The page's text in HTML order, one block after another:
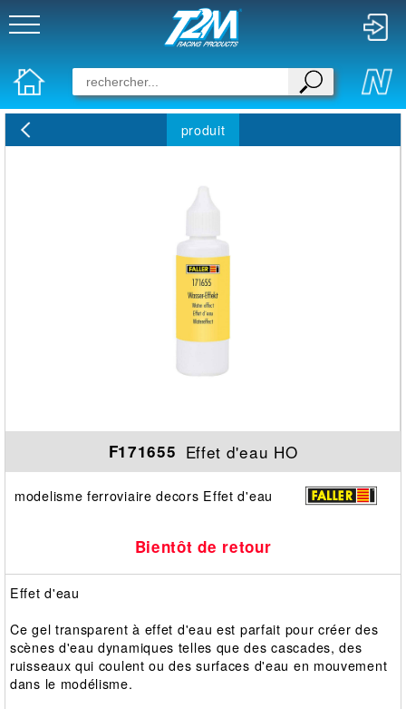
produit
F171655 Effet d'eau HO
modelisme ferroviaire decors Effet d'eau
Bientôt de retour
Effet d'eau
Ce gel transparent à effet d'eau est parfait pour créer des
scènes d'eau dynamiques telles que des cascades, des
ruisseaux qui coulent ou des surfaces d'eau en mouvement
dans le modélisme.